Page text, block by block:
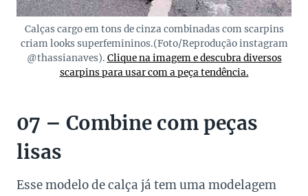
Calças cargo em tons de cinza combinadas com scarpins
criam looks superfemininos.(Foto/Reprodução instagram
@thassianaves). Clique na imagem e descubra diversos
scarpins para usar com a peça tendência.
07 – Combine com peças
lisas
Esse modelo de calça já tem uma modelagem